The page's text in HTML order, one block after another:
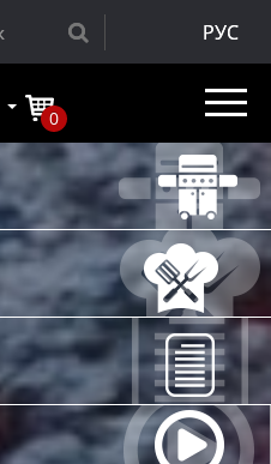
РУС
0